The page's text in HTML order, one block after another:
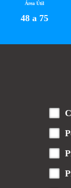
Área Útil
48 a 75